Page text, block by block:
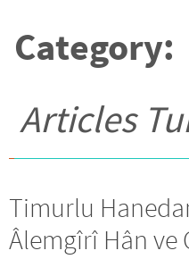
Category:
Articles
Timurlu
Âlemgîrî Hân ve